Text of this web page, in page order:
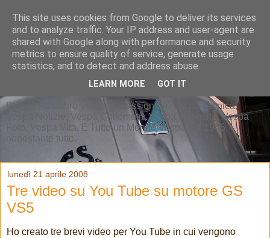
Blog di Restauro Vespa professionale, Vespa Tecnica,
Vespa Notizie, Vespa Chilometri, Vespa Curiosità, Vespa
Foto, Vespa Vita. E'Tutto un Mondo Vespa dal 1946,
nonostante tutto.
lunedì 21 aprile 2008
Tre video su You Tube su motore GS
VS5
Ho creato tre brevi video per You Tube in cui vengono
This site uses cookies from Google to deliver its services
and to analyze traffic. Your IP address and user-agent are
shared with Google along with performance and security
metrics to ensure quality of service, generate usage
statistics, and to detect and address abuse.
LEARN MORE GOT IT